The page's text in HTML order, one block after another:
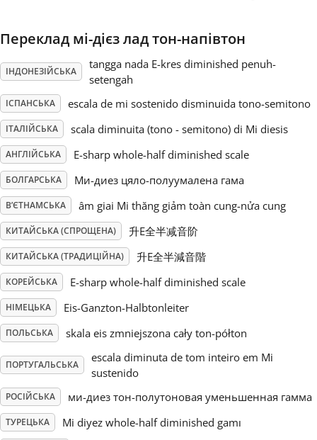
Português
Русский
Svenska
Tiếng Việt
Türkçe
Українська
简体中文
繁體中文
Переклад мі-дієз лад тон-напівтон
ІНДОНЕЗІЙСЬКА
tangga nada E-kres diminished penuh-
setengah
ІСПАНСЬКА escala de mi sostenido disminuida tono-semitono
ІТАЛІЙСЬКА scala diminuita (tono - semitono) di Mi diesis
АНГЛІЙСЬКА E-sharp whole-half diminished scale
БОЛГАРСЬКА Mи-диез цяло-полуумалена гама
В’ЄТНАМСЬКА âm giai Mi thăng giảm toàn cung-nửa cung
КИТАЙСЬКА (СПРОЩЕНА) 升E全半减音阶
КИТАЙСЬКА (ТРАДИЦІЙНА) 升E全半減音階
КОРЕЙСЬКА E-sharp whole-half diminished scale
НІМЕЦЬКА Eis-Ganzton-Halbtonleiter
ПОЛЬСЬКА skala eis zmniejszona cały ton-półton
ПОРТУГАЛЬСЬКА
escala diminuta de tom inteiro em Mi
sustenido
РОСІЙСЬКА ми-диез тон-полутоновая уменьшенная гамма
ТУРЕЦЬКА Mi diyez whole-half diminished gamı